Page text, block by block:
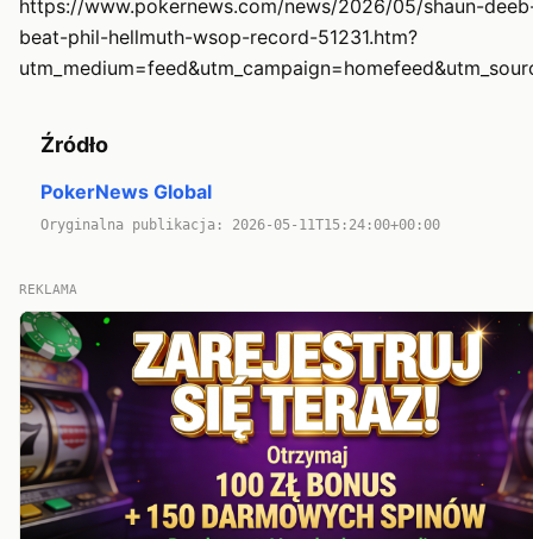
https://www.pokernews.com/news/2026/05/shaun-
beat-phil-hellmuth-wsop-record-51231.htm?
Źródło
PokerNews Global
Oryginalna publikacja: 2026-05-11T15:24:00+00:00
REKLAMA